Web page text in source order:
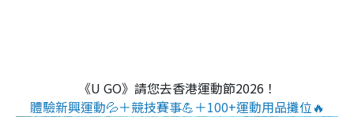
《U GO》請您去香港運動節2026！
體驗新興運動💦＋競技賽事💪＋100+運動用品攤位🔥